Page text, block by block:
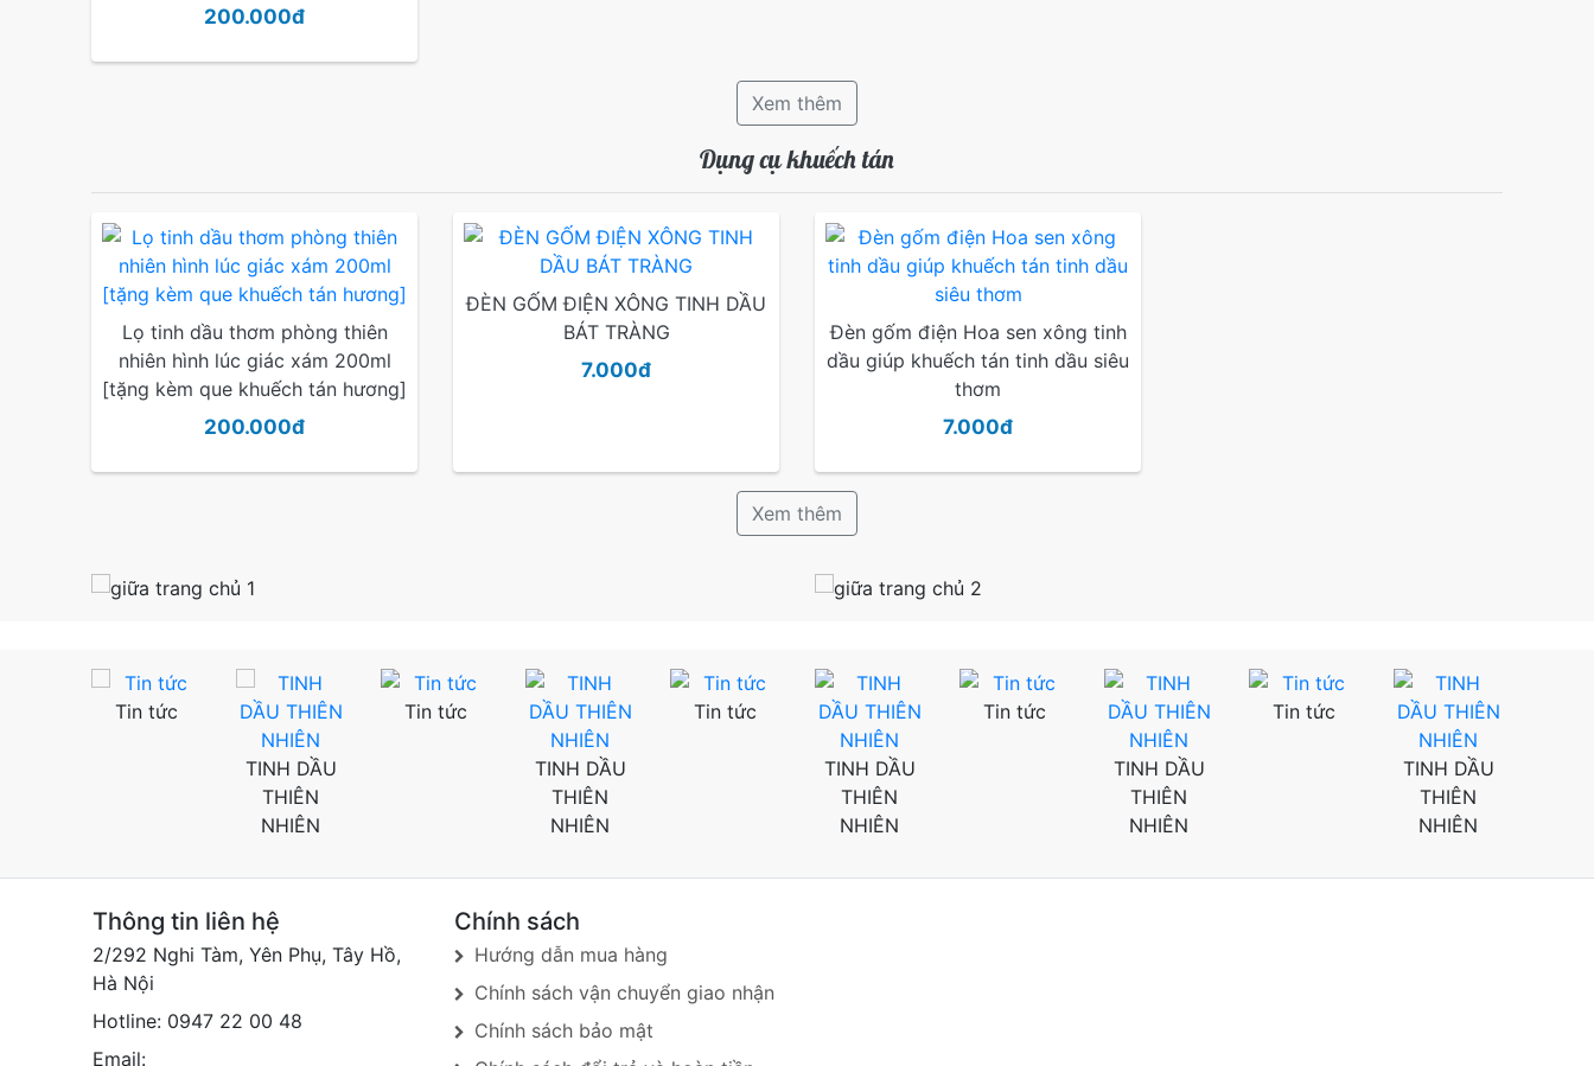
200.000đ
Xem thêm
Dụng cụ khuếch tán
Lọ tinh dầu thơm phòng thiên
nhiên hình lúc giác xám 200ml
[tặng kèm que khuếch tán hương]
200.000đ
ĐÈN GỐM ĐIỆN XÔNG TINH DẦU
BÁT TRÀNG
7.000đ
Đèn gốm điện Hoa sen xông tinh
dầu giúp khuếch tán tinh dầu siêu
thơm
7.000đ
Xem thêm
Tin tức
TINH DẦU
THIÊN
NHIÊN
Tin tức
TINH DẦU
THIÊN
NHIÊN
Tin tức
TINH DẦU
THIÊN
NHIÊN
Tin tức
TINH DẦU
THIÊN
NHIÊN
Tin tức
TINH DẦU
THIÊN
NHIÊN
Thông tin liên hệ
2/292 Nghi Tàm, Yên Phụ, Tây Hồ,
Hà Nội
Hotline: 0947 22 00 48
Email:
Chính sách
Hướng dẫn mua hàng
Chính sách vận chuyển giao nhận
Chính sách bảo mật